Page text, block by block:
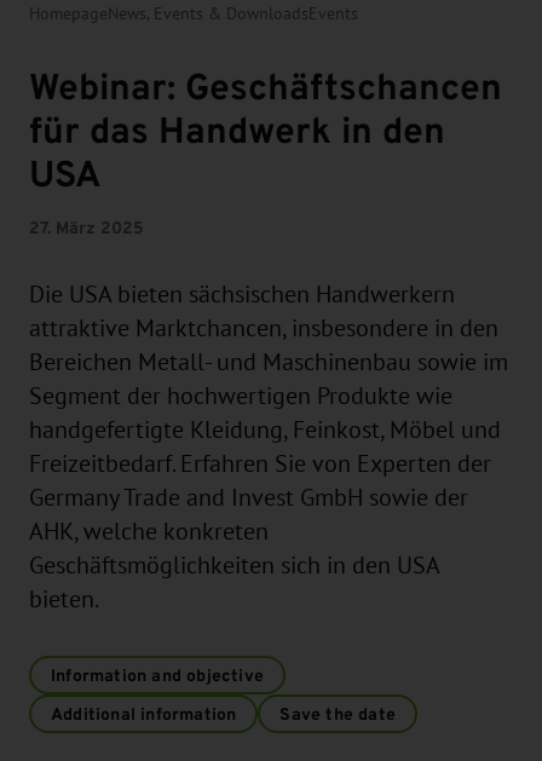
Homepage News, Events & Downloads Events
Webinar: Geschäftschancen
für das Handwerk in den
USA
27. März 2025
Die USA bieten sächsischen Handwerkern
attraktive Marktchancen, insbesondere in den
Bereichen Metall- und Maschinenbau sowie im
Segment der hochwertigen Produkte wie
handgefertigte Kleidung, Feinkost, Möbel und
Freizeitbedarf. Erfahren Sie von Experten der
Germany Trade and Invest GmbH sowie der
AHK, welche konkreten
Geschäftsmöglichkeiten sich in den USA
bieten.
Information and objective
Additional information
Save the date